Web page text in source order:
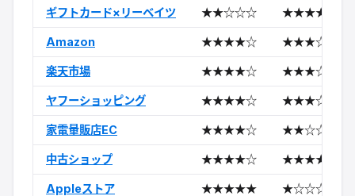
ギフトカード×リーベイツ ★★☆☆☆ ★★★★★
Amazon ★★★★☆ ★★★☆☆
楽天市場 ★★★★☆ ★★★☆☆
ヤフーショッピング ★★★★☆ ★★★☆☆
家電量販店EC ★★★★☆ ★★☆☆☆
中古ショップ ★★★★☆ ★★★★☆
Appleストア ★★★★★ ★☆☆☆☆